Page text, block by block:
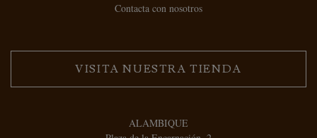
Contacta con nosotros
VISITA NUESTRA TIENDA
ALAMBIQUE